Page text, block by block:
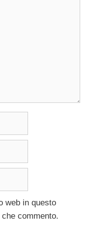
web in questo
commento.